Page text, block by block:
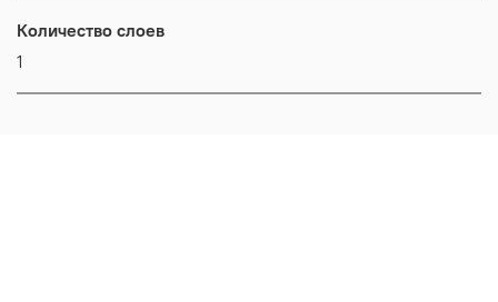
Количество слоев
1